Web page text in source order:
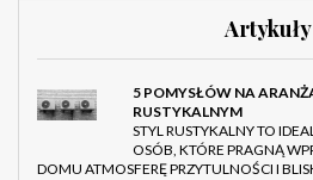
Artykuły
5 POMYSŁÓW NA
RUSTYKALNYM
STYL RUSTYKALNY TO
OSÓB, KTÓRE PRAGNĄ
DOMU ATMOSFERĘ PRZYTULNOŚCI I